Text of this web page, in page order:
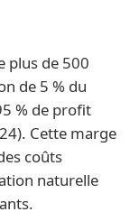
plus de 500
de 5 % du
% de profit
Cette marge
coûts
naturelle